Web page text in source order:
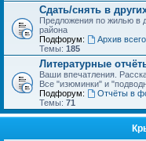
Сдать/снять в
Предложения по жилью в
района
Подфорум:
Архив
Темы: 185
Литературные
Ваши впечатления.
Все "изюминки" и
Подфорум:
Отчёты в
Темы: 71